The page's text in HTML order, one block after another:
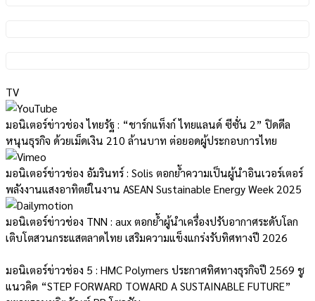
TV
มอนิเตอร์ข่าวช่อง ไทยรัฐ : “ชาร์กแท็งก์ ไทยแลนด์ ซีซั่น 2” ปิดดีล
หนุนธุรกิจ ด้วยเม็ดเงิน 210 ล้านบาท ต่อยอดผู้ประกอบการไทย
มอนิเตอร์ข่าวช่อง อัมรินทร์ : Solis ตอกย้ำความเป็นผู้นำอินเวอร์เตอร์
พลังงานแสงอาทิตย์ในงาน ASEAN Sustainable Energy Week 2025
มอนิเตอร์ข่าวช่อง TNN : aux ตอกย้ำผู้นำเครื่องปรับอากาศระดับโลก
เติบโตสวนกระแสตลาดไทย เสริมความแข็งแกร่งรับทิศทางปี 2026
มอนิเตอร์ข่าวช่อง 5 : HMC Polymers ประกาศทิศทางธุรกิจปี 2569 ชู
แนวคิด “STEP FORWARD TOWARD A SUSTAINABLE FUTURE”